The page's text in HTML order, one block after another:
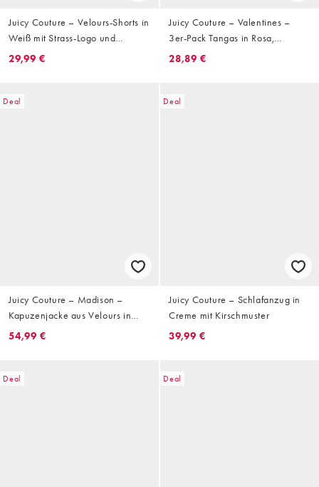
Juicy Couture – Velours-Shorts in
Weiß mit Strass-Logo und
Kordelzug, Kombiteil
29,99 €
Juicy Couture – Valentines –
3er-Pack Tangas in Rosa,
Schwarz und Rot mit Polka Dots
28,89 €
Deal
Juicy Couture – Madison –
Kapuzenjacke aus Velours in
Cremeweiß mit Reißverschluss
54,99 €
Deal
Juicy Couture – Schlafanzug in
Creme mit Kirschmuster
39,99 €
Deal Deal